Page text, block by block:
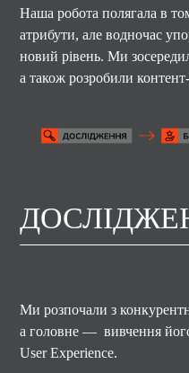
Наша робота полягала в
атрибути, але водночас
новий рівень. Ми
а також розробили
Ми розпочали з
а головне — вивчення
User Experience.